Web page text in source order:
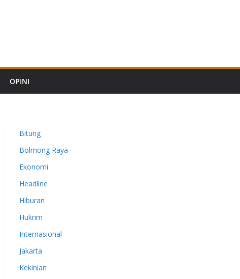
OPINI
Bitung
Bolmong Raya
Ekonomi
Headline
Hiburan
Hukrim
Internasional
Jakarta
Kekinian